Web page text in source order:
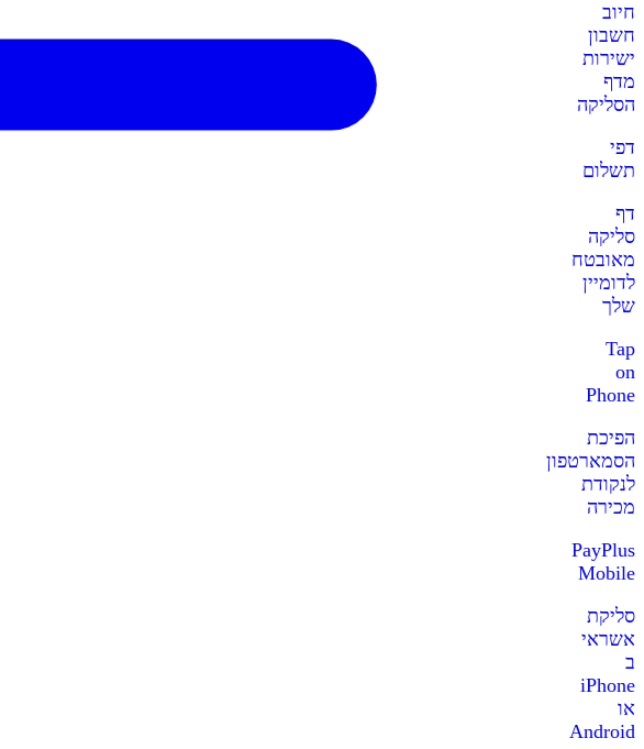
חיוב
חשבון
ישירות
מדף
הסליקה
דפי
תשלום
דף
סליקה
מאובטח
לדומיין
שלך
Tap
on
Phone
הפיכת
הסמארטפון
לנקודת
מכירה
PayPlus
Mobile
סליקת
אשראי
ב
iPhone
או
Android